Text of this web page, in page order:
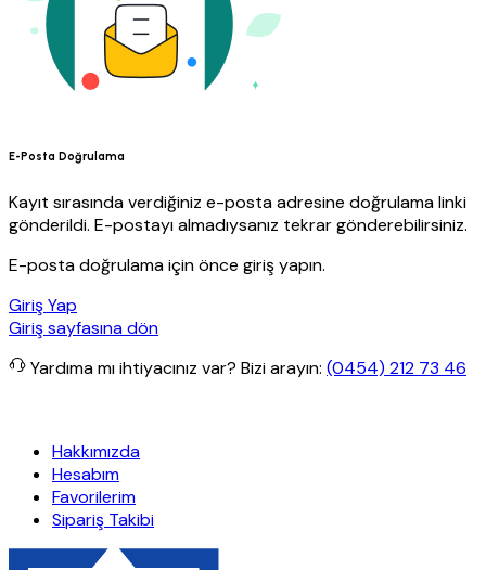
E-Posta Doğrulama
Kayıt sırasında verdiğiniz e-posta adresine doğrulama linki
gönderildi. E-postayı almadıysanız tekrar gönderebilirsiniz.
E-posta doğrulama için önce giriş yapın.
Giriş Yap
Giriş sayfasına dön
Yardıma mı ihtiyacınız var? Bizi arayın: (0454) 212 73 46
Hakkımızda
Hesabım
Favorilerim
Sipariş Takibi